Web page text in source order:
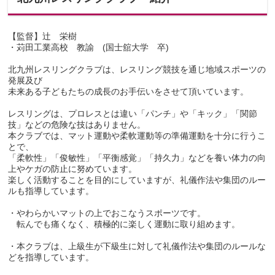
【監督】辻 栄樹
・苅田工業高校 教諭 (国士舘大学 卒)
北九州レスリングクラブは、レスリング競技を通じ地域スポーツの
発展及び
未来ある子どもたちの成長のお手伝いをさせて頂いています。
レスリングは、プロレスとは違い「パンチ」や「キック」「関節
技」などの危険な技はありません。
本クラブでは、マット運動や柔軟運動等の準備運動を十分に行うこ
とで、
「柔軟性」「俊敏性」「平衡感覚」「持久力」などを養い体力の向
上やケガの防止に努めています。
楽しく活動することを目的にしていますが、礼儀作法や集団のルー
ルも指導しています。
・やわらかいマットの上でおこなうスポーツです。
転んでも痛くなく、積極的に楽しく運動に取り組めます。
・本クラブは、上級生が下級生に対して礼儀作法や集団のルールな
どを指導しています。